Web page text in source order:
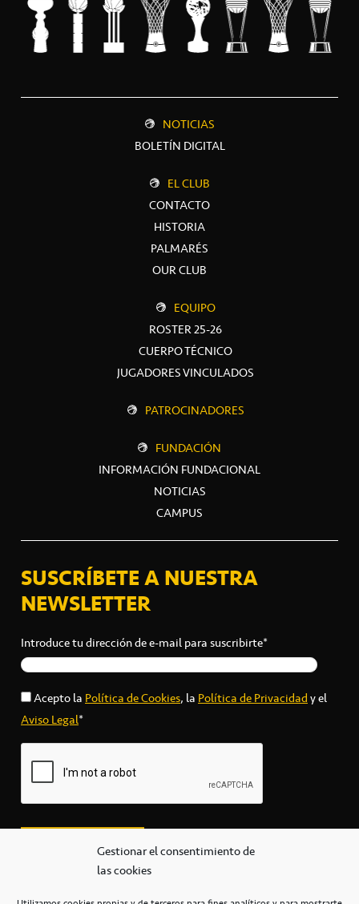
Gestionar el consentimiento de
las cookies
NOTICIAS
BOLETÍN DIGITAL
EL CLUB
CONTACTO
HISTORIA
PALMARÉS
OUR CLUB
EQUIPO
ROSTER 25-26
CUERPO TÉCNICO
JUGADORES VINCULADOS
PATROCINADORES
FUNDACIÓN
INFORMACIÓN FUNDACIONAL
NOTICIAS
CAMPUS
SUSCRÍBETE A NUESTRA
NEWSLETTER
Introduce tu dirección de e-mail para suscribirte*
Acepto la Política de Cookies, la Política de Privacidady el
Aviso Legal*